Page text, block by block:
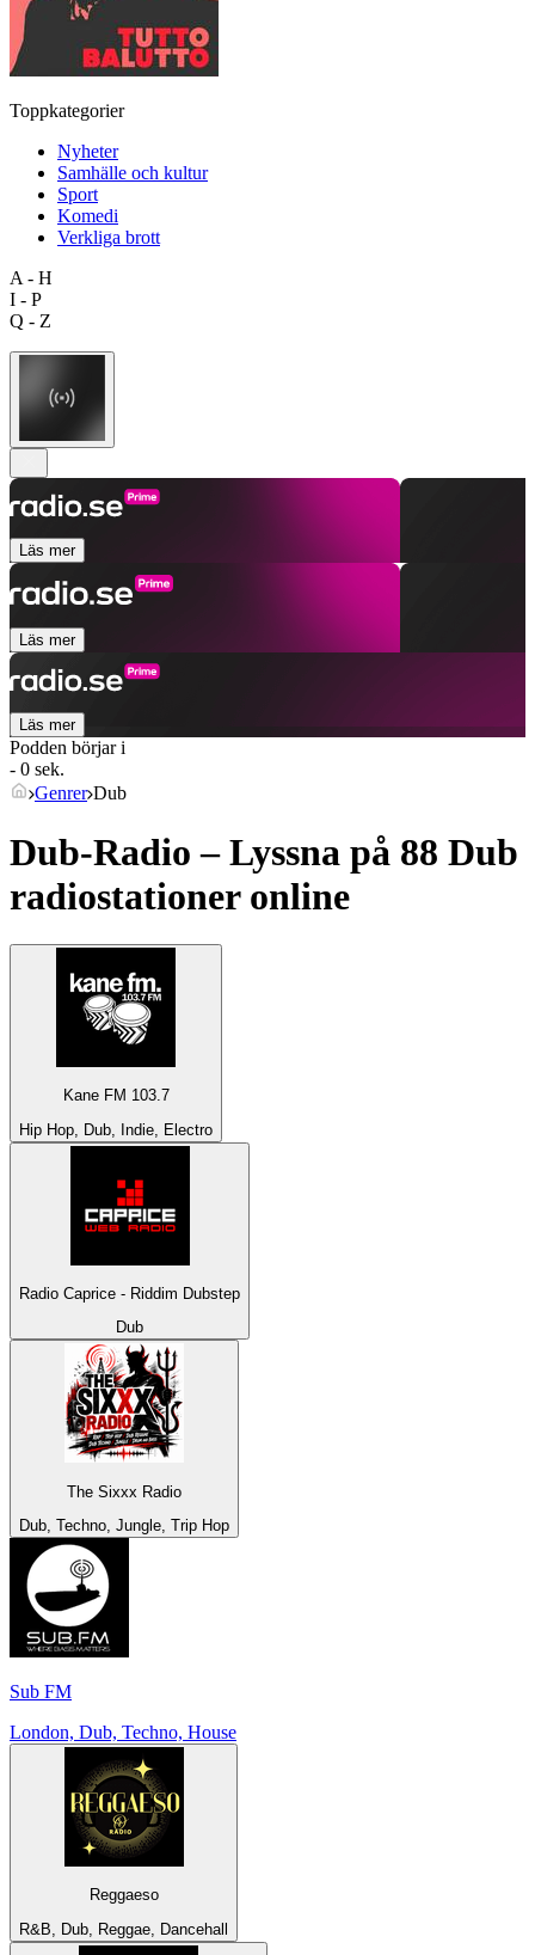
Toppkategorier
Nyheter
Samhälle och kultur
Sport
Komedi
Verkliga brott
A - H
I - P
Q - Z
Läs mer
Läs mer
Läs mer
Podden börjar i
- 0 sek.
Genrer Dub
Dub-Radio – Lyssna på 88 Dub
radiostationer online
Kane FM 103.7
Hip Hop, Dub, Indie, Electro
Radio Caprice - Riddim Dubstep
Dub
The Sixxx Radio
Dub, Techno, Jungle, Trip Hop
Sub FM
London, Dub, Techno, House
Reggaeso
R&B, Dub, Reggae, Dancehall